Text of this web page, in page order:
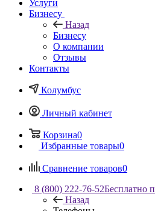
Услуги
Бизнесу
Назад
Бизнесу
О компании
Отзывы
Контакты
Колумбус
Личный кабинет
Корзина0
Избранные товары0
Сравнение товаров0
8 (800) 222-76-52Бесплатно
Назад